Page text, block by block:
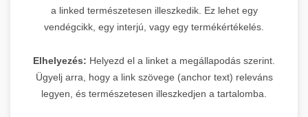
a linked természetesen illeszkedik. Ez lehet egy
vendégcikk, egy interjú, vagy egy termékértékelés.
Elhelyezés: Helyezd el a linket a megállapodás szerint.
Ügyelj arra, hogy a link szövege (anchor text) releváns
legyen, és természetesen illeszkedjen a tartalomba.